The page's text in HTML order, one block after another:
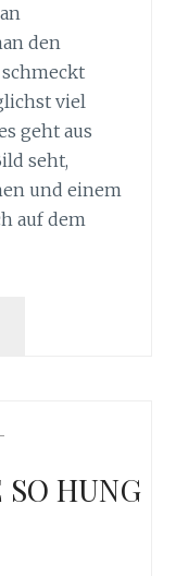
den
schmeckt
viel
geht aus
seht,
und einem
auf dem
SO HUNG